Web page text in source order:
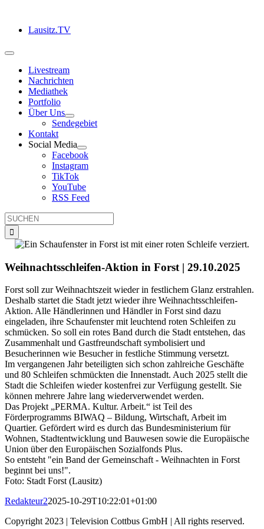
springenLausitz.TV
Toggle
NavigationLivestream
Nachrichten
Mediathek
Portfolio
Über Uns
Sendegebiet
Kontakt
Social Media
Facebook
Instagram
TikTok
YouTube
RSS Feed
Suche
nach:
Weihnachtsschleifen-Aktion in Forst | 29.10.2025
Forst soll zur Weihnachtszeit wieder in festlichem Glanz erstrahlen.
Deshalb startet die Stadt jetzt wieder ihre Weihnachtsschleifen-
Aktion. Alle Händlerinnen und Händler in Forst sind dazu
eingeladen, ihre Schaufenster mit leuchtend roten Schleifen zu
schmücken. So soll ein rotes Band durch die Stadt entstehen, das
Zusammenhalt und Gastfreundschaft symbolisiert und
Besucherinnen wie Besucher in festliche Stimmung versetzt.
Im vergangenen Jahr beteiligten sich schon zahlreiche Geschäfte
und 80 Schleifen schmückten die Innenstadt. Auch 2025 stellt die
Stadt die Schleifen wieder kostenfrei zur Verfügung gestellt. Sie
können mehrere Jahre lang wiederverwendet werden.
Das Projekt „PERMA. Kultur. Arbeit.“ ist Teil des
Förderprogramms BIWAQ – Bildung, Wirtschaft, Arbeit im
Quartier. Gefördert wird es durch das Bundesministerium für
Wohnen, Stadtentwicklung und Bauwesen sowie die Europäische
Union über den Europäischen Sozialfonds Plus.
So entsteht "ein Band der Gemeinschaft - Weihnachten in Forst
beginnt bei uns!".
Foto: Stadt Forst (Lausitz)
Redakteur22025-10-29T10:22:01+01:00
Copyright 2023 | Television Cottbus GmbH | All rights reserved.